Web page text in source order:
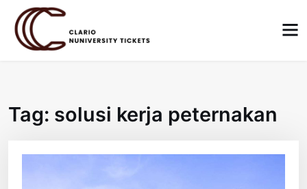
content
Tag: solusi kerja peternakan